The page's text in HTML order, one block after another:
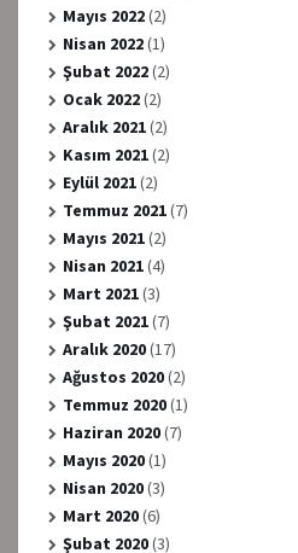
Mayıs 2022(2)
Nisan 2022(1)
Şubat 2022(2)
Ocak 2022(2)
Aralık 2021(2)
Kasım 2021(2)
Eylül 2021(2)
Temmuz 2021(7)
Mayıs 2021(2)
Nisan 2021(4)
Mart 2021(3)
Şubat 2021(7)
Aralık 2020(17)
Ağustos 2020(2)
Temmuz 2020(1)
Haziran 2020(7)
Mayıs 2020(1)
Nisan 2020(3)
Mart 2020(6)
Şubat 2020(3)